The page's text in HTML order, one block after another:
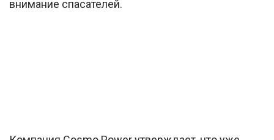
внимание спасателей.